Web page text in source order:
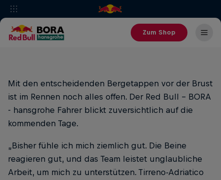
Zum Shop
Mit den entscheidenden Bergetappen vor der Brust
ist im Rennen noch alles offen. Der Red Bull - BORA
- hansgrohe Fahrer blickt zuversichtlich auf die
kommenden Tage.
„Bisher fühle ich mich ziemlich gut. Die Beine
reagieren gut, und das Team leistet unglaubliche
Arbeit, um mich zu unterstützen. Tirreno-Adriatico